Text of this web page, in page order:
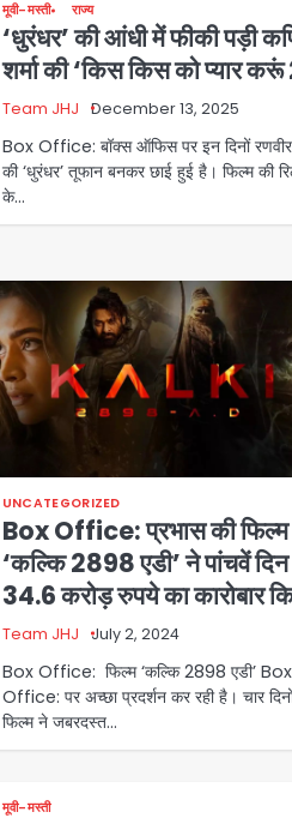
मूवी-मस्ती राज्य
‘धुरंधर’ की आंधी में फीकी पड़ी
शर्मा की ‘किस किस को प्यार करूं
Team JHJ December 13, 2025
Box Office: बॉक्स ऑफिस पर इन दिनों
की ‘धुरंधर’ तूफान बनकर छाई हुई है। फिल्म की
के…
UNCATEGORIZED
Box Office: प्रभास की फिल्म
‘कल्कि 2898 एडी’ ने पांचवें दिन
34.6 करोड़ रुपये का कारोबार
Team JHJ July 2, 2024
Box Office: फिल्म ‘कल्कि 2898 एडी’ Box
Office: पर अच्छा प्रदर्शन कर रही है। चार
फिल्म ने जबरदस्त…
मूवी-मस्ती